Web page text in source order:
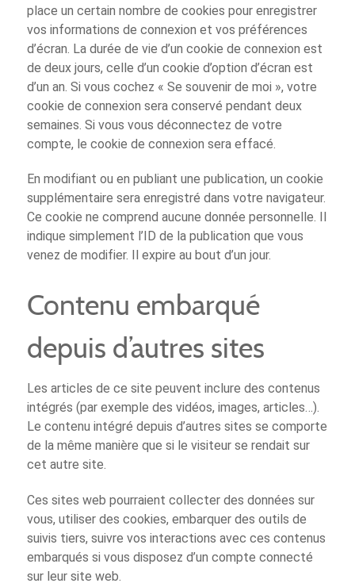
place un certain nombre de cookies pour enregistrer
vos informations de connexion et vos préférences
d’écran. La durée de vie d’un cookie de connexion est
de deux jours, celle d’un cookie d’option d’écran est
d’un an. Si vous cochez « Se souvenir de moi », votre
cookie de connexion sera conservé pendant deux
semaines. Si vous vous déconnectez de votre
compte, le cookie de connexion sera effacé.
En modifiant ou en publiant une publication, un cookie
supplémentaire sera enregistré dans votre navigateur.
Ce cookie ne comprend aucune donnée personnelle. Il
indique simplement l’ID de la publication que vous
venez de modifier. Il expire au bout d’un jour.
Contenu embarqué
depuis d’autres sites
Les articles de ce site peuvent inclure des contenus
intégrés (par exemple des vidéos, images, articles…).
Le contenu intégré depuis d’autres sites se comporte
de la même manière que si le visiteur se rendait sur
cet autre site.
Ces sites web pourraient collecter des données sur
vous, utiliser des cookies, embarquer des outils de
suivis tiers, suivre vos interactions avec ces contenus
embarqués si vous disposez d’un compte connecté
sur leur site web.